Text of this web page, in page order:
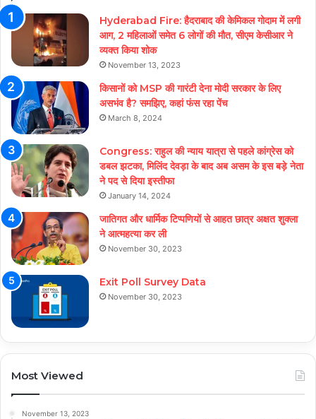
Hyderabad Fire: हैदराबाद की केमिकल गोदाम में लगी
आग, 2 महिलाओं समेत 6 लोगों की मौत, सीएम केसीआर ने
व्यक्त किया शोक
November 13, 2023
किसानों को MSP की गारंटी देना मोदी सरकार के लिए
असभंव है? समझिए, कहां फंस रहा पेंच
March 8, 2024
Congress: राहुल की न्याय यात्रा से पहले कांग्रेस को
डबल झटका, मिलिंद देवड़ा के बाद अब असम के इस बड़े नेता
ने पद से दिया इस्तीफा
January 14, 2024
जातिगत और धार्मिक टिप्पणियों से आहत छात्र अक्षत शुक्ला
ने आत्महत्या कर ली
November 30, 2023
Exit Poll Survey Data
November 30, 2023
Most Viewed
November 13, 2023